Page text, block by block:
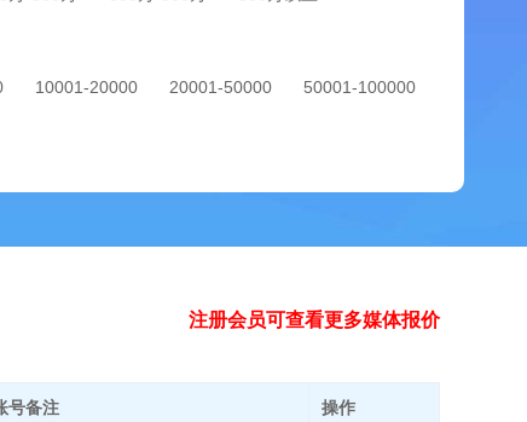
10001-20000 20001-50000
50001-100000
注册会员可查看更多媒体报价
号备注 操作